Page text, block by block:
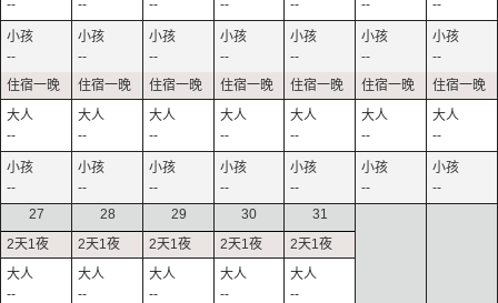
--
--
--
--
--
--
--
--
--
--
--
--
--
--
--
--
--
--
--
--
--
--
--
--
--
--
--
--
27
--
28
--
29
--
30
--
31
--